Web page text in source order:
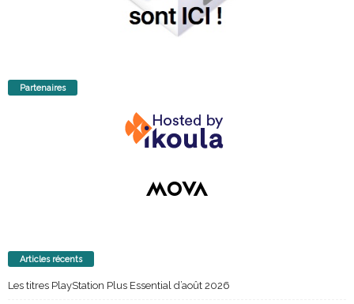
Partenaires
Articles récents
Les titres PlayStation Plus Essential d’août 2026